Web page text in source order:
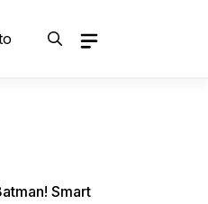
Smart